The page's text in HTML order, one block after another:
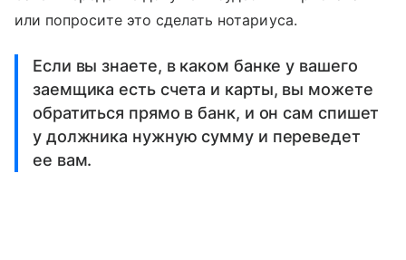
или попросите это сделать нотариуса.
Если вы знаете, в каком банке у вашего
заемщика есть счета и карты, вы можете
обратиться прямо в банк, и он сам спишет
у должника нужную сумму и переведет
ее вам.